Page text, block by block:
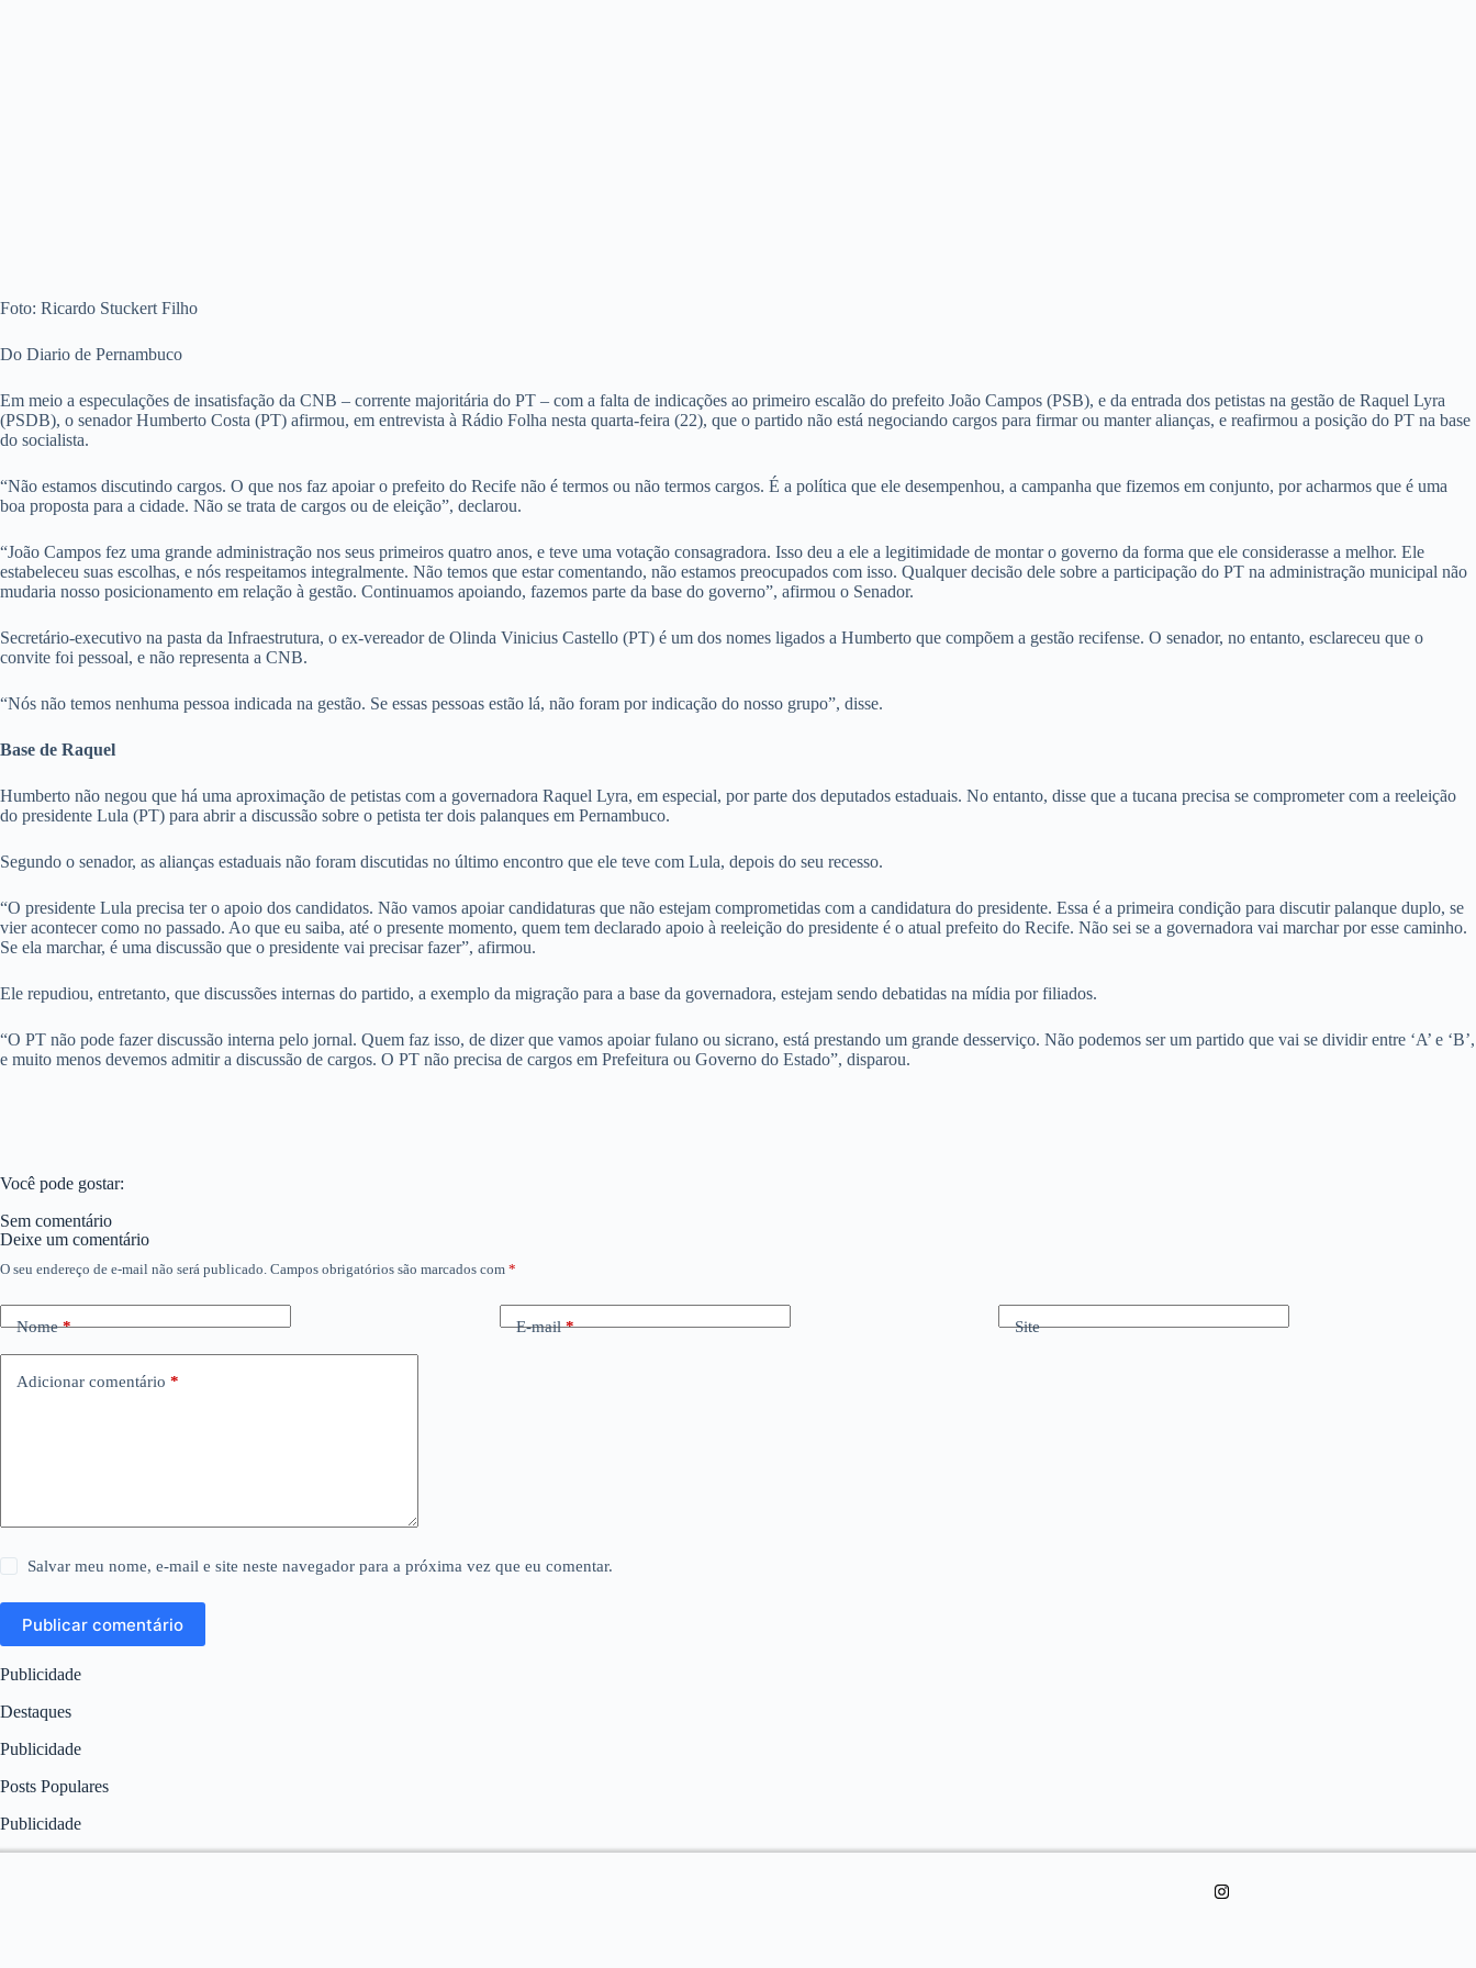
Foto: Ricardo Stuckert Filho
Do Diario de Pernambuco
Em meio a especulações de insatisfação da CNB – corrente majoritária do PT – com a falta de indicações ao primeiro escalão do prefeito João Campos (PSB), e da entrada dos petistas na gestão de Raquel Lyra
(PSDB), o senador Humberto Costa (PT) afirmou, em entrevista à Rádio Folha nesta quarta-feira (22), que o partido não está negociando cargos para firmar ou manter alianças, e reafirmou a posição do PT na base
do socialista.
“Não estamos discutindo cargos. O que nos faz apoiar o prefeito do Recife não é termos ou não termos cargos. É a política que ele desempenhou, a campanha que fizemos em conjunto, por acharmos que é uma
boa proposta para a cidade. Não se trata de cargos ou de eleição”, declarou.
“João Campos fez uma grande administração nos seus primeiros quatro anos, e teve uma votação consagradora. Isso deu a ele a legitimidade de montar o governo da forma que ele considerasse a melhor. Ele
estabeleceu suas escolhas, e nós respeitamos integralmente. Não temos que estar comentando, não estamos preocupados com isso. Qualquer decisão dele sobre a participação do PT na administração municipal não
mudaria nosso posicionamento em relação à gestão. Continuamos apoiando, fazemos parte da base do governo”, afirmou o Senador.
Secretário-executivo na pasta da Infraestrutura, o ex-vereador de Olinda Vinicius Castello (PT) é um dos nomes ligados a Humberto que compõem a gestão recifense. O senador, no entanto, esclareceu que o
convite foi pessoal, e não representa a CNB.
“Nós não temos nenhuma pessoa indicada na gestão. Se essas pessoas estão lá, não foram por indicação do nosso grupo”, disse.
Base de Raquel
Humberto não negou que há uma aproximação de petistas com a governadora Raquel Lyra, em especial, por parte dos deputados estaduais. No entanto, disse que a tucana precisa se comprometer com a reeleição
do presidente Lula (PT) para abrir a discussão sobre o petista ter dois palanques em Pernambuco.
Segundo o senador, as alianças estaduais não foram discutidas no último encontro que ele teve com Lula, depois do seu recesso.
“O presidente Lula precisa ter o apoio dos candidatos. Não vamos apoiar candidaturas que não estejam comprometidas com a candidatura do presidente. Essa é a primeira condição para discutir palanque duplo, se
vier acontecer como no passado. Ao que eu saiba, até o presente momento, quem tem declarado apoio à reeleição do presidente é o atual prefeito do Recife. Não sei se a governadora vai marchar por esse caminho.
Se ela marchar, é uma discussão que o presidente vai precisar fazer”, afirmou.
Ele repudiou, entretanto, que discussões internas do partido, a exemplo da migração para a base da governadora, estejam sendo debatidas na mídia por filiados.
“O PT não pode fazer discussão interna pelo jornal. Quem faz isso, de dizer que vamos apoiar fulano ou sicrano, está prestando um grande desserviço. Não podemos ser um partido que vai se dividir entre ‘A’ e ‘B’,
e muito menos devemos admitir a discussão de cargos. O PT não precisa de cargos em Prefeitura ou Governo do Estado”, disparou.
Você pode gostar:
Sem comentário
Deixe um comentário
O seu endereço de e-mail não será publicado. Campos obrigatórios são marcados com *
Nome* E-mail* Site
Adicionar comentário *
Salvar meu nome, e-mail e site neste navegador para a próxima vez que eu comentar.
Publicar comentário
Publicidade
Destaques
Publicidade
Posts Populares
Publicidade